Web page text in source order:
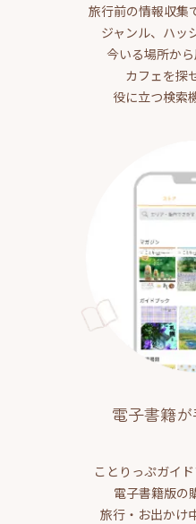
旅行前の情報収集
ジャンル、ハッ
今いる場所か
カフェを探
役に立つ検索
電子書籍
ことりっぷガイ
電子書籍版の
旅行・お出かけ